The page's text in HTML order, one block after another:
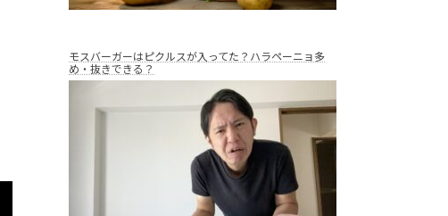
モスバーガーはピクルスが入ってた？ハラペーニョ多
め・抜きできる？